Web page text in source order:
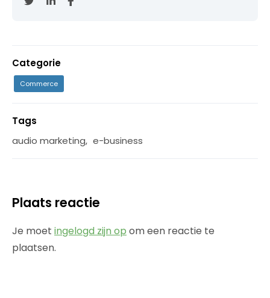
Categorie
Commerce
Tags
audio marketing, e-business
Plaats reactie
Je moet ingelogd zijn op om een reactie te
plaatsen.